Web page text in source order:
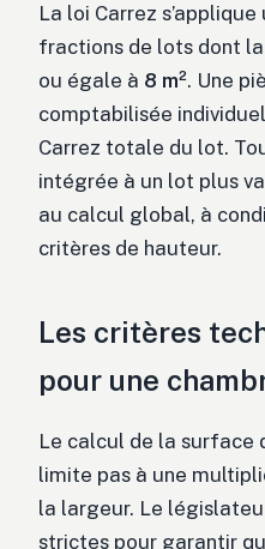
La loi Carrez
fractions de lots dont
ou égale à 8 m². Une
comptabilisée
Carrez totale du lot.
intégrée à un lot plus
au calcul global, à
critères de hauteur.
Les critères
pour une
Le calcul de la surface
limite pas à une
la largeur. Le
strictes pour garantir